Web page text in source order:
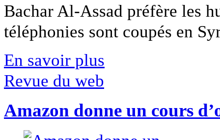
Bachar Al-Assad préfère les
téléphonies sont coupés en
En savoir plus
Revue du web
Amazon donne un cours